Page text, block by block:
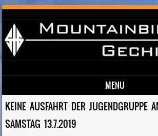
MENU
Skip to content
KEINE AUSFAHRT DER JUGENDGRUPPE
SAMSTAG 13.7.2019